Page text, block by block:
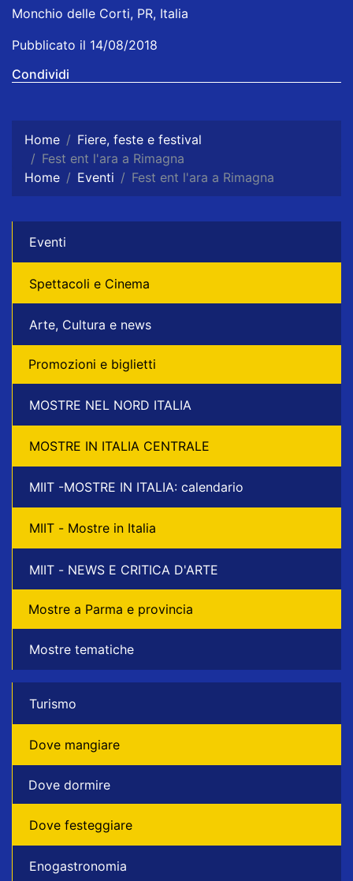
Monchio delle Corti, PR, Italia
Pubblicato il 14/08/2018
Condividi
Home
Fiere, feste e festival
Fest ent l'ara a Rimagna
Home
Eventi Fest ent l'ara a Rimagna
Eventi
Spettacoli e Cinema
Arte, Cultura e news
Promozioni e biglietti
MOSTRE NEL NORD ITALIA
MOSTRE IN ITALIA CENTRALE
MIIT -MOSTRE IN ITALIA: calendario
MIIT - Mostre in Italia
MIIT - NEWS E CRITICA D'ARTE
Mostre a Parma e provincia
Mostre tematiche
Turismo
Dove mangiare
Dove dormire
Dove festeggiare
Enogastronomia